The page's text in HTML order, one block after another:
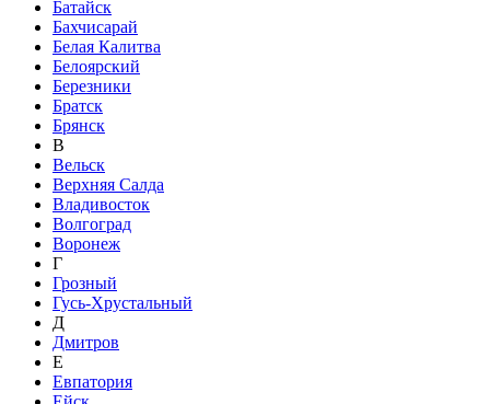
Батайск
Бахчисарай
Белая Калитва
Белоярский
Березники
Братск
Брянск
В
Вельск
Верхняя Салда
Владивосток
Волгоград
Воронеж
Г
Грозный
Гусь-Хрустальный
Д
Дмитров
Е
Евпатория